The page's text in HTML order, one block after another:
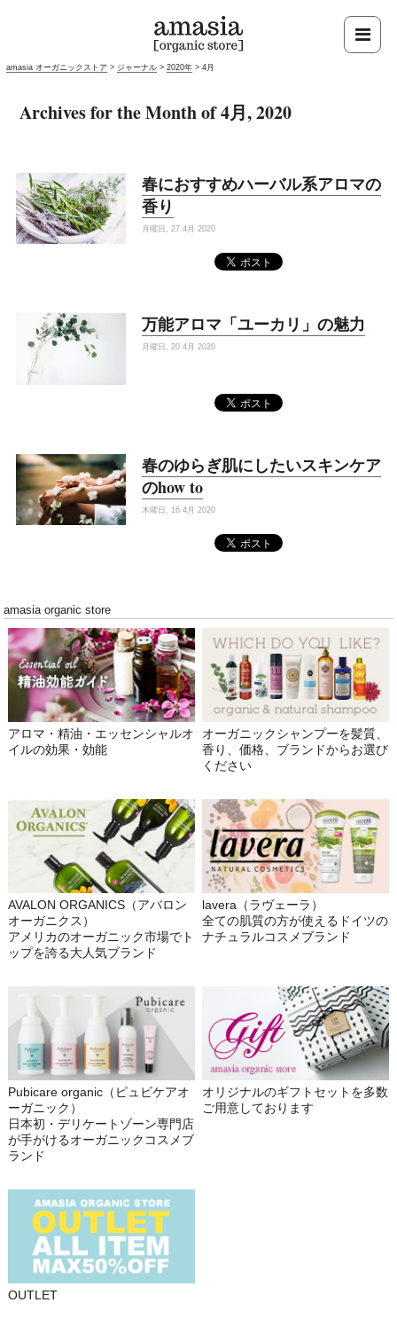
amasia オーガニックストア > ジャーナル >2020年 >4月
Archives for the Month of 4月, 2020
春におすすめハーバル系アロマの
香り
月曜日, 27 4月 2020
万能アロマ「ユーカリ」の魅力
月曜日, 20 4月 2020
春のゆらぎ肌にしたいスキンケア
のhow to
木曜日, 16 4月 2020
amasia organic store
アロマ・精油・エッセンシャルオ
イルの効果・効能
オーガニックシャンプーを髪質、
香り、価格、ブランドからお選び
ください
AVALON ORGANICS（アバロン
オーガニクス）
アメリカのオーガニック市場でト
ップを誇る大人気ブランド
lavera（ラヴェーラ）
全ての肌質の方が使えるドイツの
ナチュラルコスメブランド
Pubicare organic（ピュビケアオ
ーガニック）
日本初・デリケートゾーン専門店
が手がけるオーガニックコスメブ
ランド
オリジナルのギフトセットを多数
ご用意しております
OUTLET